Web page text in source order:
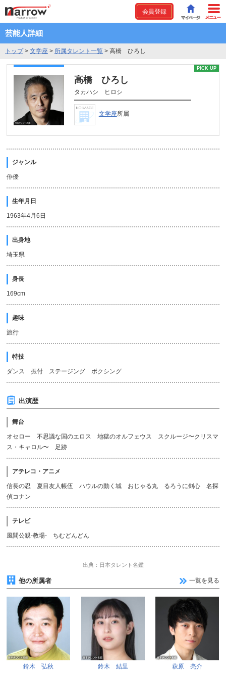
会員登録
芸能人詳細
トップ> 文学座 > 所属タレント一覧 > 高橋 ひろし
PICK UP
高橋 ひろし
タカハシ ヒロシ
文学座所属
ジャンル
俳優
生年月日
1963年4月6日
出身地
埼玉県
身長
169cm
趣味
旅行
特技
ダンス 振付 ステージング ボクシング
出演歴
舞台
オセロー 不思議な国のエロス 地獄のオルフェウス スクルージ〜クリスマ
ス・キャロル〜 足跡
アテレコ・アニメ
信長の忍 夏目友人帳伍 ハウルの動く城 おじゃる丸 るろうに剣心 名探
偵コナン
テレビ
風間公親-教場- ちむどんどん
出典：日本タレント名鑑
他の所属者 一覧を見る
鈴木 弘秋 鈴木 結里 萩原 亮介